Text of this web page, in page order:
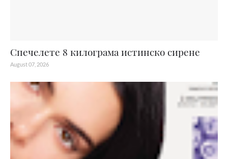
Спечелете 8 килограма истинско сирене
August 07, 2026